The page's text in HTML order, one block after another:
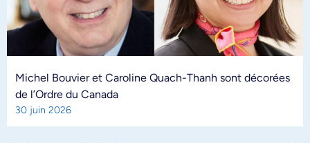
Michel Bouvier et Caroline Quach-Thanh sont décorées
de l’Ordre du Canada
30 juin 2026